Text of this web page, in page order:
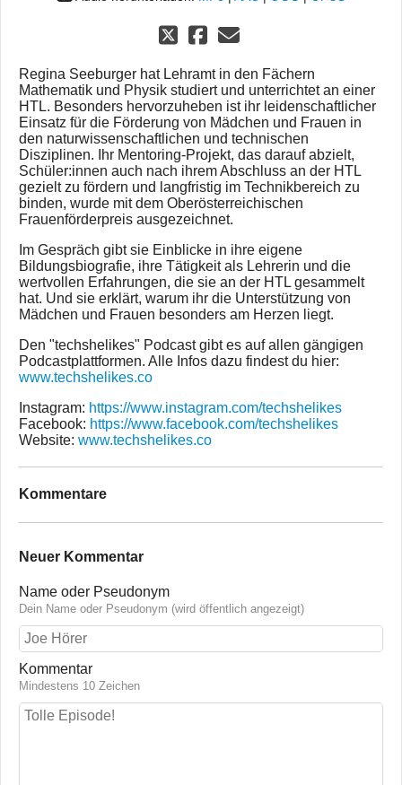
Regina Seeburger hat Lehramt in den Fächern
Mathematik und Physik studiert und unterrichtet an einer
HTL. Besonders hervorzuheben ist ihr leidenschaftlicher
Einsatz für die Förderung von Mädchen und Frauen in
den naturwissenschaftlichen und technischen
Disziplinen. Ihr Mentoring-Projekt, das darauf abzielt,
Schüler:innen auch nach ihrem Abschluss an der HTL
gezielt zu fördern und langfristig im Technikbereich zu
binden, wurde mit dem Oberösterreichischen
Frauenförderpreis ausgezeichnet.
Im Gespräch gibt sie Einblicke in ihre eigene
Bildungsbiografie, ihre Tätigkeit als Lehrerin und die
wertvollen Erfahrungen, die sie an der HTL gesammelt
hat. Und sie erklärt, warum ihr die Unterstützung von
Mädchen und Frauen besonders am Herzen liegt.
Den "techshelikes" Podcast gibt es auf allen gängigen
Podcastplattformen. Alle Infos dazu findest du hier:
www.techshelikes.co
Instagram: https://www.instagram.com/techshelikes
Facebook: https://www.facebook.com/techshelikes
Website: www.techshelikes.co
Kommentare
Neuer Kommentar
Name oder Pseudonym
Dein Name oder Pseudonym (wird öffentlich angezeigt)
Kommentar
Mindestens 10 Zeichen